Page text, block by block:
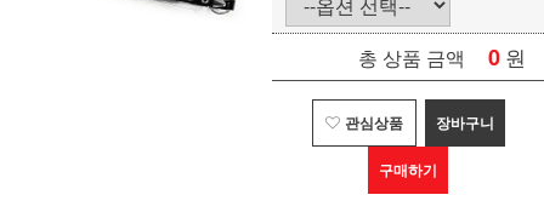
총 상품 금액 0 원
관심상품 장바구니
구매하기